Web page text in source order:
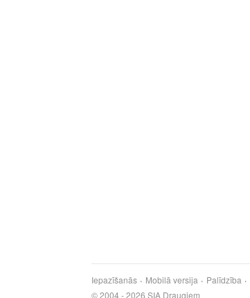
Iepazīšanās Mobilā versija Palīdzība
© 2004 - 2026 SIA Draugiem